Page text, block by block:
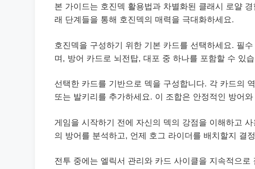
본 가이드는 호진덱 활용법과 차별화된 클래시 로얄
래 단계들을 통해 호진덱의 매력을 극대화하세요.
호진덱을 구성하기 위한 기본 카드를 선택하세요. 필
며, 방어 카드로 뇌전탑, 대포 중 하나를 포함할 수 있
선택한 카드를 기반으로 덱을 구성합니다. 각 카드의
또는 발키리를 추가하세요. 이 조합은 안정적인 방어
게임을 시작하기 전에 자신의 덱의 강점을 이해하고
의 방어를 분석하고, 언제 호그 라이더를 배치할지 결
전투 중에는 엘릭서 관리와 카드 사이클을 지속적으